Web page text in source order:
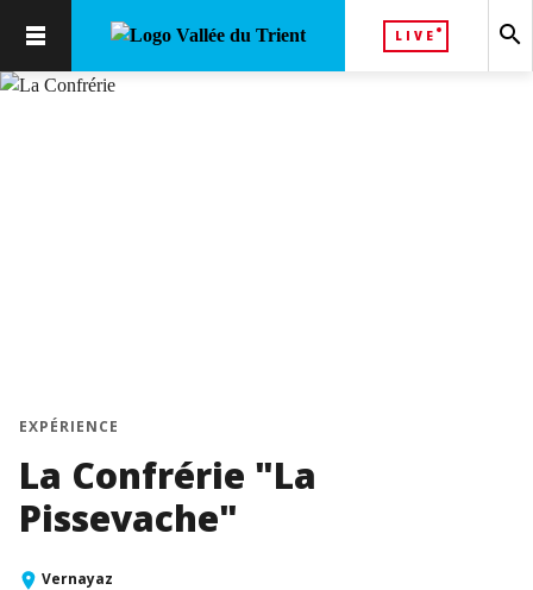
LIVE search
EXPÉRIENCE
La Confrérie "La
Pissevache"
Vernayaz